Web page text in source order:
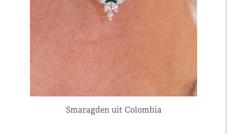
Smaragden uit Colombia